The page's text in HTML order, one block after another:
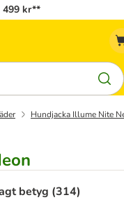
499 kr**
Hundjacka Illume Nite
betyg (314)